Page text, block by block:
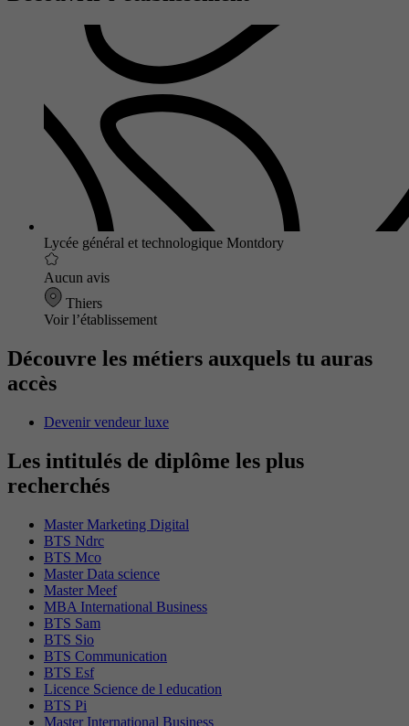
Lycée général et technologique Montdory
Aucun avis
Thiers
Voir l’établissement
Découvre les métiers auxquels tu auras
accès
Devenir vendeur luxe
Les intitulés de diplôme les plus
recherchés
Master Marketing Digital
BTS Ndrc
BTS Mco
Master Data science
Master Meef
MBA International Business
BTS Sam
BTS Sio
BTS Communication
BTS Esf
Licence Science de l education
BTS Pi
Master International Business